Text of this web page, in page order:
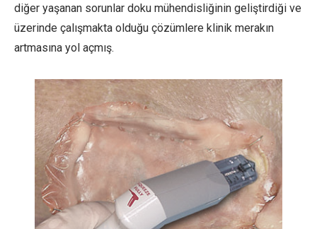
diğer yaşanan sorunlar doku mühendisliğinin geliştirdiği ve
üzerinde çalışmakta olduğu çözümlere klinik merakın
artmasına yol açmış.